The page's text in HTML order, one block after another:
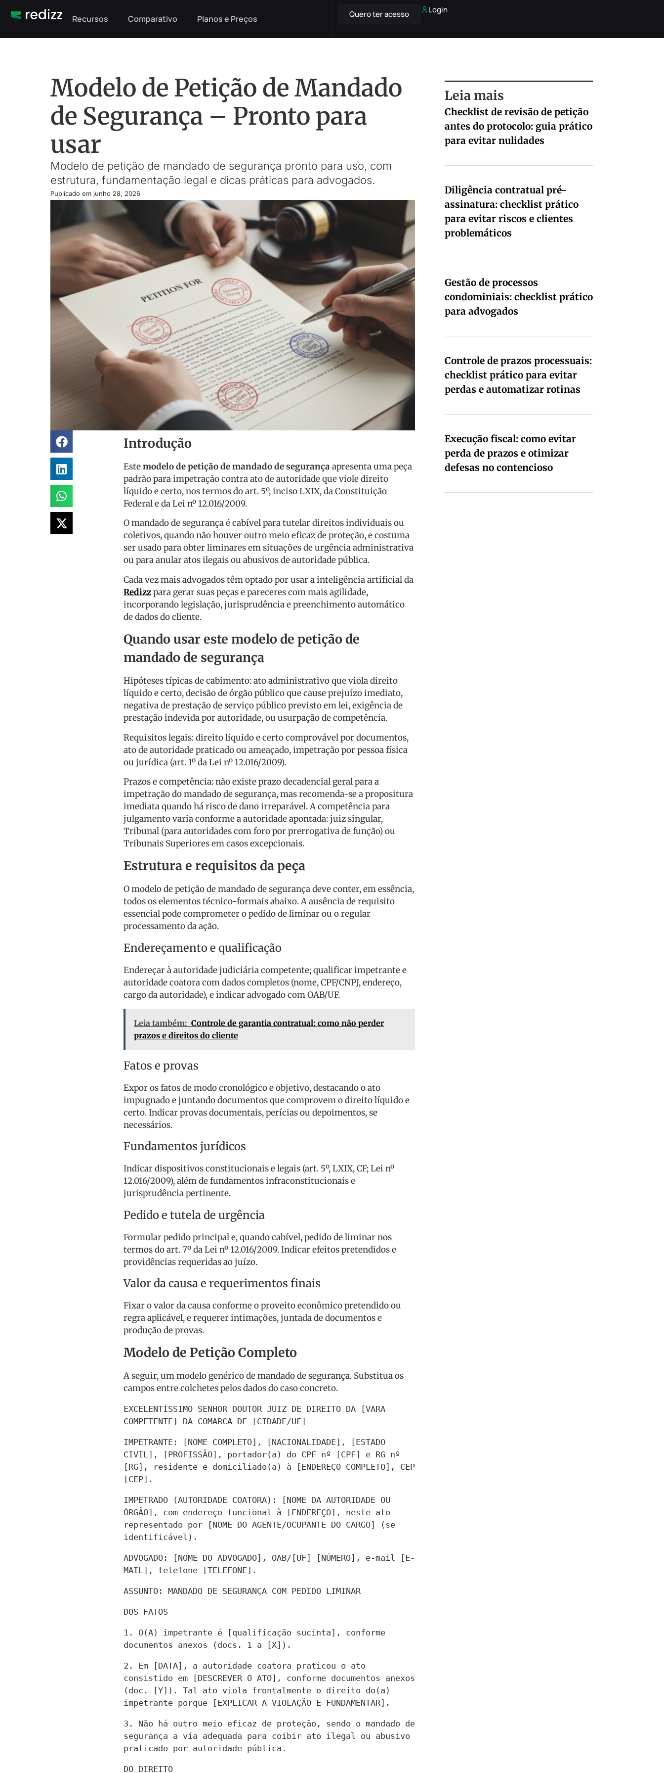
Recursos Comparativo Planos e Preços Quero ter acesso Login
Modelo de Petição de Mandado
de Segurança – Pronto para
usar
Modelo de petição de mandado de segurança pronto para uso, com
estrutura, fundamentação legal e dicas práticas para advogados.
Publicado em junho 28, 2026
Introdução
Estemodelo de petição de mandado de segurançaapresenta uma peça
padrão para impetração contra ato de autoridade que viole direito
líquido e certo, nos termos do art. 5º, inciso LXIX, da Constituição
Federal e da Lei nº 12.016/2009.
O mandado de segurança é cabível para tutelar direitos individuais ou
coletivos, quando não houver outro meio eficaz de proteção, e costuma
ser usado para obter liminares em situações de urgência administrativa
ou para anular atos ilegais ou abusivos de autoridade pública.
Cada vez mais advogados têm optado por usar a inteligência artificial da
Redizzpara gerar suas peças e pareceres com mais agilidade,
incorporando legislação, jurisprudência e preenchimento automático
de dados do cliente.
Quando usar este modelo de petição de
mandado de segurança
Hipóteses típicas de cabimento: ato administrativo que viola direito
líquido e certo, decisão de órgão público que cause prejuízo imediato,
negativa de prestação de serviço público previsto em lei, exigência de
prestação indevida por autoridade, ou usurpação de competência.
Requisitos legais: direito líquido e certo comprovável por documentos,
ato de autoridade praticado ou ameaçado, impetração por pessoa física
ou jurídica (art. 1º da Lei nº 12.016/2009).
Prazos e competência: não existe prazo decadencial geral para a
impetração do mandado de segurança, mas recomenda-se a propositura
imediata quando há risco de dano irreparável. A competência para
julgamento varia conforme a autoridade apontada: juiz singular,
Tribunal (para autoridades com foro por prerrogativa de função) ou
Tribunais Superiores em casos excepcionais.
Estrutura e requisitos da peça
O modelo de petição de mandado de segurança deve conter, em essência,
todos os elementos técnico-formais abaixo. A ausência de requisito
essencial pode comprometer o pedido de liminar ou o regular
processamento da ação.
Endereçamento e qualificação
Endereçar à autoridade judiciária competente; qualificar impetrante e
autoridade coatora com dados completos (nome, CPF/CNPJ, endereço,
cargo da autoridade), e indicar advogado com OAB/UF.
Leia também: Controle de garantia contratual: como não perder
prazos e direitos do cliente
Fatos e provas
Expor os fatos de modo cronológico e objetivo, destacando o ato
impugnado e juntando documentos que comprovem o direito líquido e
certo. Indicar provas documentais, perícias ou depoimentos, se
necessários.
Fundamentos jurídicos
Indicar dispositivos constitucionais e legais (art. 5º, LXIX, CF; Lei nº
12.016/2009), além de fundamentos infraconstitucionais e
jurisprudência pertinente.
Pedido e tutela de urgência
Formular pedido principal e, quando cabível, pedido de liminar nos
termos do art. 7º da Lei nº 12.016/2009. Indicar efeitos pretendidos e
providências requeridas ao juízo.
Valor da causa e requerimentos finais
Fixar o valor da causa conforme o proveito econômico pretendido ou
regra aplicável, e requerer intimações, juntada de documentos e
produção de provas.
Modelo de Petição Completo
A seguir, um modelo genérico de mandado de segurança. Substitua os
campos entre colchetes pelos dados do caso concreto.
EXCELENTÍSSIMO SENHOR DOUTOR JUIZ DE DIREITO DA [VARA
COMPETENTE] DA COMARCA DE [CIDADE/UF]
IMPETRANTE: [NOME COMPLETO], [NACIONALIDADE], [ESTADO
CIVIL], [PROFISSÃO], portador(a) do CPF nº [CPF] e RG nº
[RG], residente e domiciliado(a) à [ENDEREÇO COMPLETO], CEP
[CEP].
IMPETRADO (AUTORIDADE COATORA): [NOME DA AUTORIDADE OU
ÓRGÃO], com endereço funcional à [ENDEREÇO], neste ato
representado por [NOME DO AGENTE/OCUPANTE DO CARGO] (se
identificável).
ADVOGADO: [NOME DO ADVOGADO], OAB/[UF] [NÚMERO], e-mail [E-
MAIL], telefone [TELEFONE].
ASSUNTO: MANDADO DE SEGURANÇA COM PEDIDO LIMINAR
DOS FATOS
1. O(A) impetrante é [qualificação sucinta], conforme
documentos anexos (docs. 1 a [X]).
2. Em [DATA], a autoridade coatora praticou o ato
consistido em [DESCREVER O ATO], conforme documentos anexos
(doc. [Y]). Tal ato viola frontalmente o direito do(a)
impetrante porque [EXPLICAR A VIOLAÇÃO E FUNDAMENTAR].
3. Não há outro meio eficaz de proteção, sendo o mandado de
segurança a via adequada para coibir ato ilegal ou abusivo
praticado por autoridade pública.
DO DIREITO
Leia mais
Checklist de revisão de petição
antes do protocolo: guia prático
para evitar nulidades
Diligência contratual pré-
assinatura: checklist prático
para evitar riscos e clientes
problemáticos
Gestão de processos
condominiais: checklist prático
para advogados
Controle de prazos processuais:
checklist prático para evitar
perdas e automatizar rotinas
Execução fiscal: como evitar
perda de prazos e otimizar
defesas no contencioso